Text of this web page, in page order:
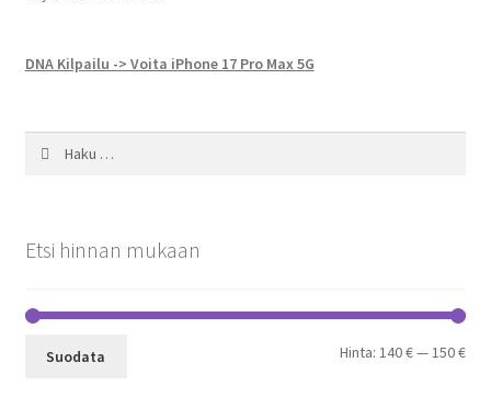
DNA Kilpailu -> Voita iPhone 17 Pro Max 5G
Etsi hinnan mukaan
Suodata Hinta:140 €—150 €